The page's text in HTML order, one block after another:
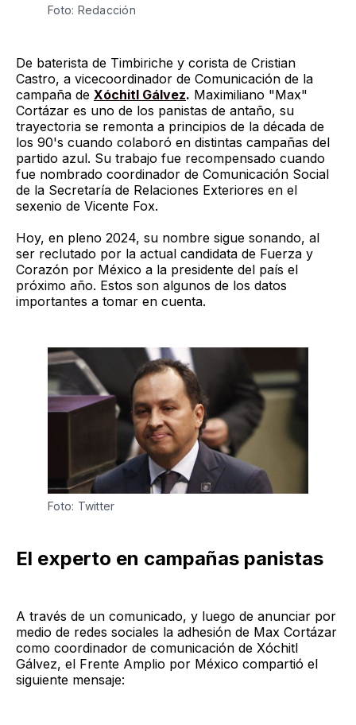
Foto: Redacción
De baterista de Timbiriche y corista de Cristian
Castro, a vicecoordinador de Comunicación de la
campaña de Xóchitl Gálvez. Maximiliano "Max"
Cortázar es uno de los panistas de antaño, su
trayectoria se remonta a principios de la década de
los 90's cuando colaboró en distintas campañas del
partido azul. Su trabajo fue recompensado cuando
fue nombrado coordinador de Comunicación Social
de la Secretaría de Relaciones Exteriores en el
sexenio de Vicente Fox.
Hoy, en pleno 2024, su nombre sigue sonando, al
ser reclutado por la actual candidata de Fuerza y
Corazón por México a la presidente del país el
próximo año. Estos son algunos de los datos
importantes a tomar en cuenta.
Foto: Twitter
El experto en campañas panistas
A través de un comunicado, y luego de anunciar por
medio de redes sociales la adhesión de Max Cortázar
como coordinador de comunicación de Xóchitl
Gálvez, el Frente Amplio por México compartió el
siguiente mensaje: